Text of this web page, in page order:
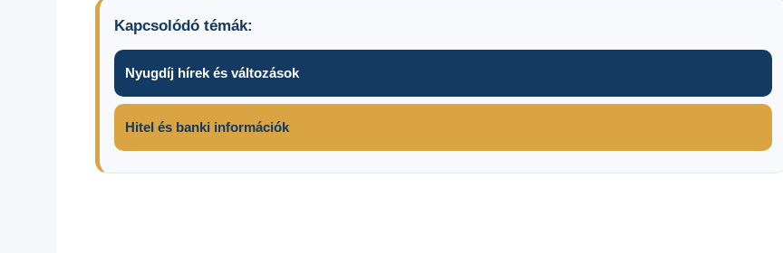
Kapcsolódó témák:
Nyugdíj hírek és változások
Hitel és banki információk